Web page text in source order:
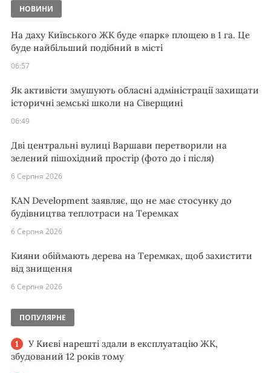
НОВИНИ
На даху Київського ЖК буде «парк» площею в 1 га. Це
буде найбільший подібний в місті
06:57
Як активісти змушують обласні адміністрації захищати
історичні земські школи на Сіверщині
06:49
Дві центральні вулиці Варшави перетворили на
зелений пішохідний простір (фото до і після)
6 Серпня 2026
KAN Development заявляє, що не має стосунку до
будівництва теплотраси на Теремках
6 Серпня 2026
Кияни обіймають дерева на Теремках, щоб захистити
від знищення
6 Серпня 2026
ПОПУЛЯРНЕ
У Києві нарешті здали в експлуатацію ЖК,
збудований 12 років тому